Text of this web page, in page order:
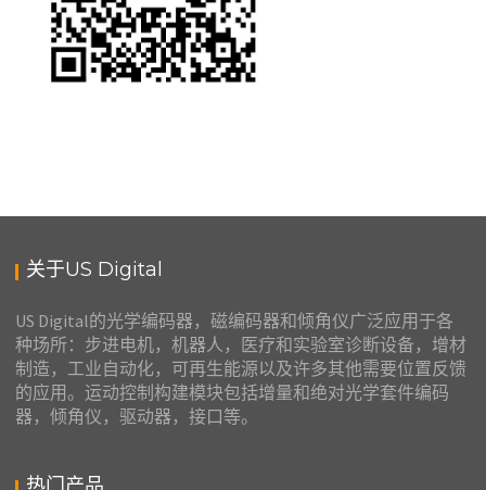
关于US Digital
US Digital的光学编码器，磁编码器和倾角仪广泛应用于各
种场所：步进电机，机器人，医疗和实验室诊断设备，增材
制造，工业自动化，可再生能源以及许多其他需要位置反馈
的应用。运动控制构建模块包括增量和绝对光学套件编码
器，倾角仪，驱动器，接口等。